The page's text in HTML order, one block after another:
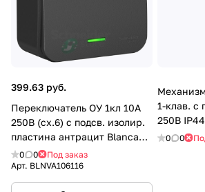
399.63 руб.
Переключатель ОУ 1кл 10А
250В (cх.6) с подсв. изолир.
пластина антрацит Blanca
SE
0 0
Под заказ
Арт. BLNVA106116
1-клав. с
250В
Legrand
0 0